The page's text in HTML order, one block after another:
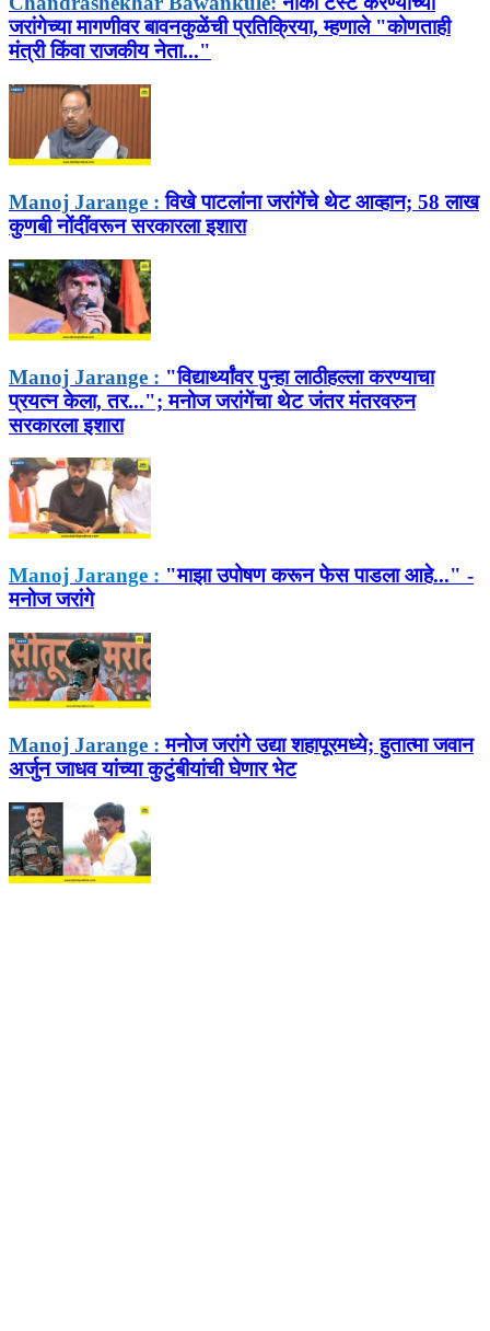
जरांगेच्या मागणीवर बावनकुळेंची प्रतिक्रिया, म्हणाले "कोणताही
मंत्री किंवा राजकीय नेता..."
Manoj Jarange : विखे पाटलांना जरांगेंचे थेट आव्हान; 58 लाख
कुणबी नोंदींवरून सरकारला इशारा
Manoj Jarange : "विद्यार्थ्यांवर पुन्हा लाठीहल्ला करण्याचा
प्रयत्न केला, तर..."; मनोज जरांगेंचा थेट जंतर मंतरवरुन
सरकारला इशारा
Manoj Jarange : "माझा उपोषण करून फेस पाडला आहे..." -
मनोज जरांगे
Manoj Jarange : मनोज जरांगे उद्या शहापूरमध्ये; हुतात्मा जवान
अर्जुन जाधव यांच्या कुटुंबीयांची घेणार भेट